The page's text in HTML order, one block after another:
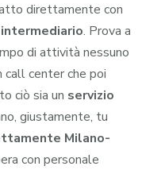
direttamente con
intermediario. Prova a
di attività nessuno
call center che poi
ciò sia un servizio
giustamente, tu
Milano-
con personale